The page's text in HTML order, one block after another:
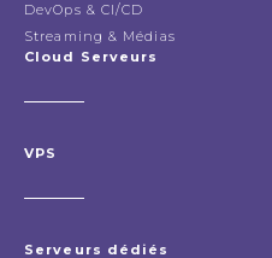
DevOps & CI/CD
Streaming & Médias
Cloud Serveurs
VPS
Serveurs dédiés